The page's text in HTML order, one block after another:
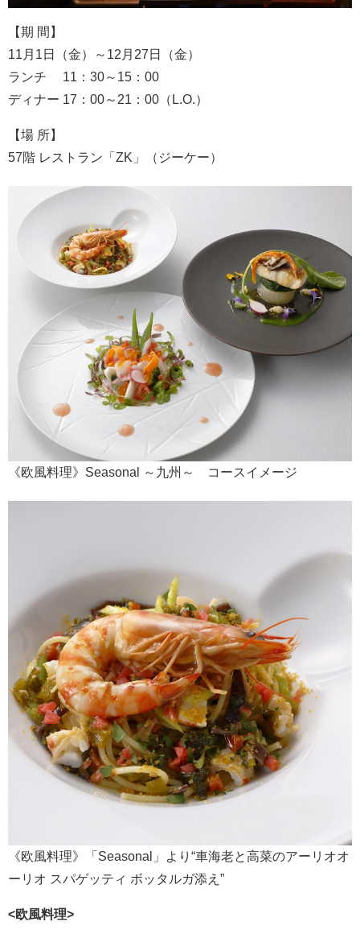
【期 間】
11月1日（金）～12月27日（金）
ランチ 11：30～15：00
ディナー 17：00～21：00（L.O.）
【場 所】
57階 レストラン「ZK」（ジーケー）
《欧風料理》Seasonal ～九州～ コースイメージ
《欧風料理》「Seasonal」より“車海老と高菜のアーリオオ
ーリオ スパゲッティ ボッタルガ添え”
<欧風料理>